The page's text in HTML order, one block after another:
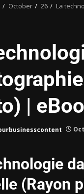
October 26 La
|
(Rayon